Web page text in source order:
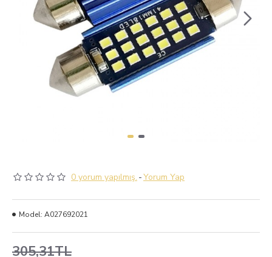
0 yorum yapılmış. -Yorum Yap
305,31TL
Model: A027692021